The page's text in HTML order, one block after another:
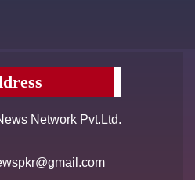
Network Pvt.Ltd.